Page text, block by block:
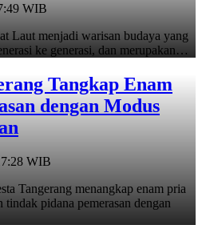
WIB
Laut menjadi warisan budaya yang
ke generasi, dan merupakan…
Tangkap Enam
dengan Modus
WIB
Tangerang menangkap enam pria
pidana pemerasan dengan